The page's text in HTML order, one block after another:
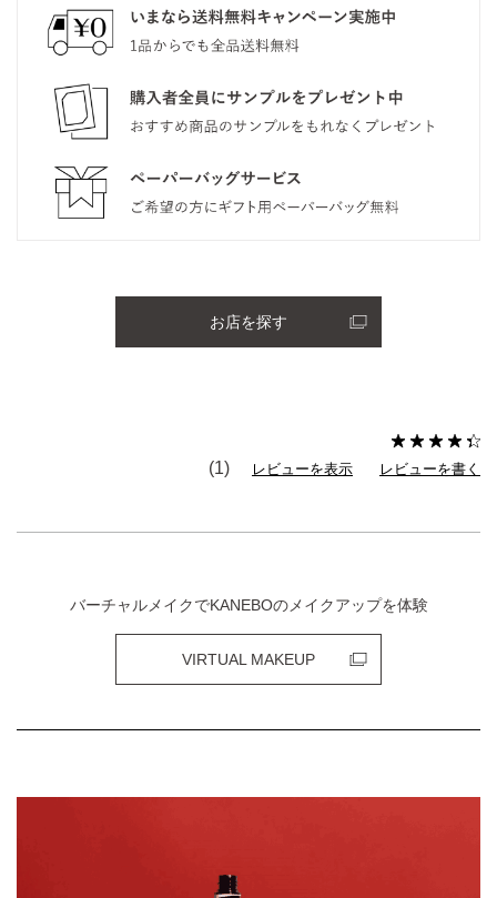
お店を探す
(1) レビューを表示 レビューを書く
バーチャルメイクでKANEBOのメイクアップを体験
VIRTUAL MAKEUP